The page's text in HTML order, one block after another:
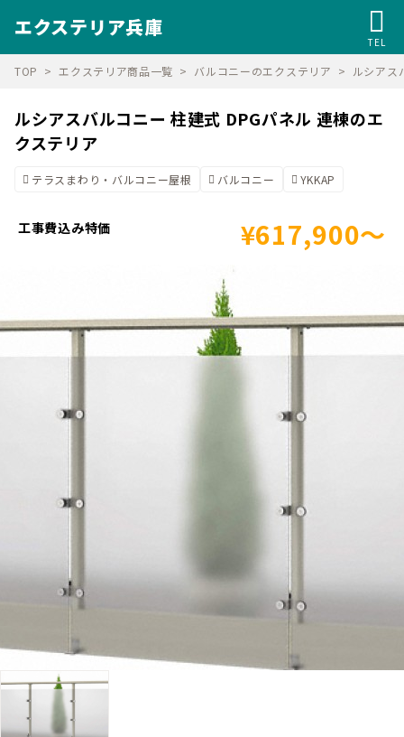
エクステリア兵庫
TEL
TOP エクステリア商品一覧 バルコニーのエクステリア ルシアス
ルシアスバルコニー 柱建式 DPGパネル 連棟のエ
クステリア
テラスまわり・バルコニー屋根 バルコニー YKKAP
工事費込み特価 ¥617,900～